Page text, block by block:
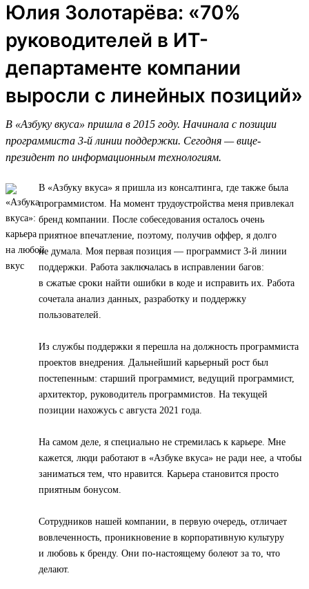
Юлия Золотарёва: «70%
руководителей в ИТ-
департаменте компании
выросли с линейных позиций»
В «Азбуку вкуса» пришла в 2015 году. Начинала с позиции
программиста 3-й линии поддержки. Сегодня — вице-
президент по информационным технологиям.
В «Азбуку вкуса» я пришла из консалтинга, где также была
программистом. На момент трудоустройства меня привлекал
бренд компании. После собеседования осталось очень
приятное впечатление, поэтому, получив оффер, я долго
не думала. Моя первая позиция — программист 3-й линии
поддержки. Работа заключалась в исправлении багов:
в сжатые сроки найти ошибки в коде и исправить их. Работа
сочетала анализ данных, разработку и поддержку
пользователей.
Из службы поддержки я перешла на должность программиста
проектов внедрения. Дальнейший карьерный рост был
постепенным: старший программист, ведущий программист,
архитектор, руководитель программистов. На текущей
позиции нахожусь с августа 2021 года.
На самом деле, я специально не стремилась к карьере. Мне
кажется, люди работают в «Азбуке вкуса» не ради нее, а чтобы
заниматься тем, что нравится. Карьера становится просто
приятным бонусом.
Сотрудников нашей компании, в первую очередь, отличает
вовлеченность, проникновение в корпоративную культуру
и любовь к бренду. Они по-настоящему болеют за то, что
делают.